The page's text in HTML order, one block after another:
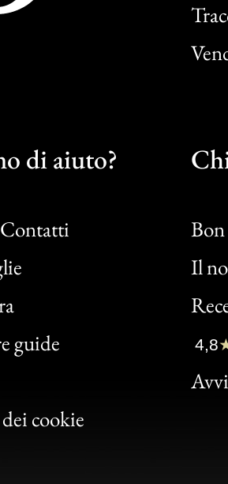
di aiuto?
guide
cookie
Il
Bon
Clic
Bon
4,8